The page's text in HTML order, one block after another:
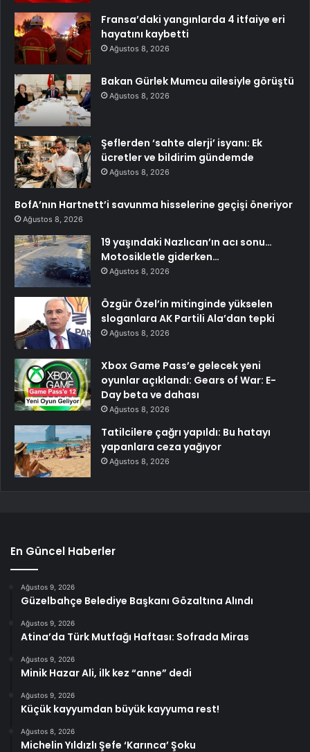
Fransa’daki yangınlarda 4 itfaiye eri
hayatını kaybetti
Ağustos 8, 2026
Bakan Gürlek Mumcu ailesiyle görüştü
Ağustos 8, 2026
Şeflerden ‘sahte alerji’ isyanı: Ek
ücretler ve bildirim gündemde
Ağustos 8, 2026
BofA’nın Hartnett’i savunma hisselerine geçişi öneriyor
Ağustos 8, 2026
19 yaşındaki Nazlıcan’ın acı sonu…
Motosikletle giderken…
Ağustos 8, 2026
Özgür Özel’in mitinginde yükselen
sloganlara AK Partili Ala’dan tepki
Ağustos 8, 2026
Xbox Game Pass’e gelecek yeni
oyunlar açıklandı: Gears of War: E-
Day beta ve dahası
Ağustos 8, 2026
Tatilcilere çağrı yapıldı: Bu hatayı
yapanlara ceza yağıyor
Ağustos 8, 2026
En Güncel Haberler
Ağustos 9, 2026
Güzelbahçe Belediye Başkanı Gözaltına Alındı
Ağustos 9, 2026
Atina’da Türk Mutfağı Haftası: Sofrada Miras
Ağustos 9, 2026
Minik Hazar Ali, ilk kez “anne” dedi
Ağustos 9, 2026
Küçük kayyumdan büyük kayyuma rest!
Ağustos 8, 2026
Michelin Yıldızlı Şefe ‘Karınca’ Şoku